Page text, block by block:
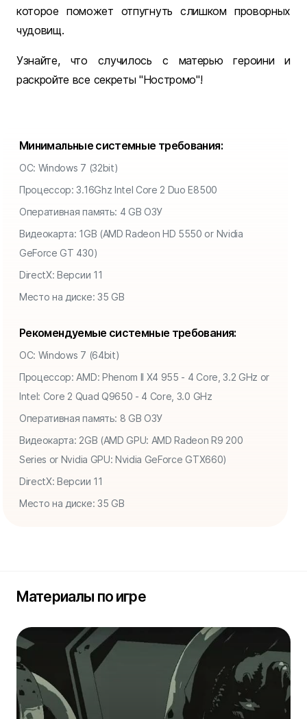
которое поможет отпугнуть слишком проворных
чудовищ.
Узнайте, что случилось с матерью героини и
раскройте все секреты "Ностромо"!
Минимальные системные требования:
ОС: Windows 7 (32bit)
Процессор: 3.16Ghz Intel Core 2 Duo E8500
Оперативная память: 4 GB ОЗУ
Видеокарта: 1GB (AMD Radeon HD 5550 or Nvidia
GeForce GT 430)
DirectX: Версии 11
Место на диске: 35 GB
Рекомендуемые системные требования:
ОС: Windows 7 (64bit)
Процессор: AMD: Phenom II X4 955 - 4 Core, 3.2 GHz or
Intel: Core 2 Quad Q9650 - 4 Core, 3.0 GHz
Оперативная память: 8 GB ОЗУ
Видеокарта: 2GB (AMD GPU: AMD Radeon R9 200
Series or Nvidia GPU: Nvidia GeForce GTX660)
DirectX: Версии 11
Место на диске: 35 GB
Материалы по игре